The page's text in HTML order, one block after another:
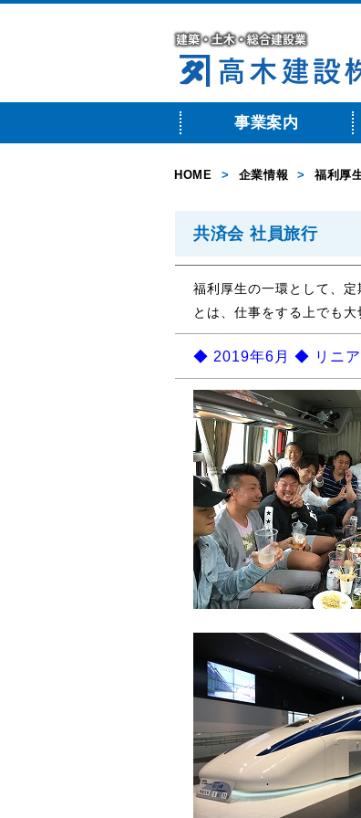
事業案内
HOME > 企業情報 > 福利厚
共済会 社員旅行
福利厚生の一環として、
とは、仕事をする上でも大
◆ 2019年6月 ◆ リニア